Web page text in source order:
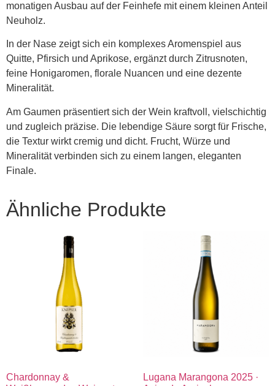
monatigen Ausbau auf der Feinhefe mit einem kleinen Anteil
Neuholz.
In der Nase zeigt sich ein komplexes Aromenspiel aus
Quitte, Pfirsich und Aprikose, ergänzt durch Zitrusnoten,
feine Honigaromen, florale Nuancen und eine dezente
Mineralität.
Am Gaumen präsentiert sich der Wein kraftvoll, vielschichtig
und zugleich präzise. Die lebendige Säure sorgt für Frische,
die Textur wirkt cremig und dicht. Frucht, Würze und
Mineralität verbinden sich zu einem langen, eleganten
Finale.
Ähnliche Produkte
Chardonnay &
Lugana Marangona 2025 ·